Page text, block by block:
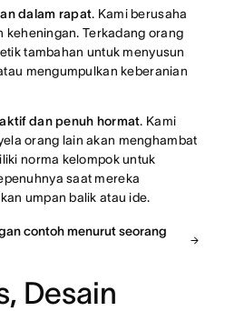
dalam rapat. Kami berusaha
keheningan. Terkadang orang
tambahan untuk menyusun
mengumpulkan keberanian
dan penuh hormat. Kami
orang lain akan menghambat
norma kelompok untuk
saat mereka
umpan balik atau ide.
contoh menurut seorang
Desain